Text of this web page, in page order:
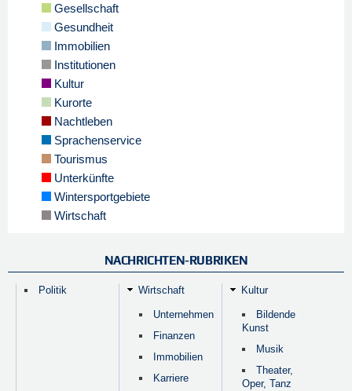
Gesellschaft
Gesundheit
Immobilien
Institutionen
Kultur
Kurorte
Nachtleben
Sprachenservice
Tourismus
Unterkünfte
Wintersportgebiete
Wirtschaft
NACHRICHTEN-RUBRIKEN
Politik Wirtschaft
Unternehmen
Finanzen
Immobilien
Karriere
Kultur
Bildende
Kunst
Musik
Theater,
Oper, Tanz